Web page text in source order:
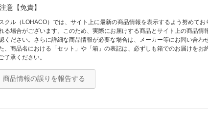
意【免責】
クル（LOHACO）では、サイト上に最新の商品情報を表示するよう努めて
る場合がございます。このため、実際にお届けする商品とサイト上の商品
ください。さらに詳細な商品情報が必要な場合は、メーカー等にお問い合わ
、商品名における「セット」や「箱」の表記は、必ずしも箱でのお届けを
了承ください。
商品情報の誤りを報告する